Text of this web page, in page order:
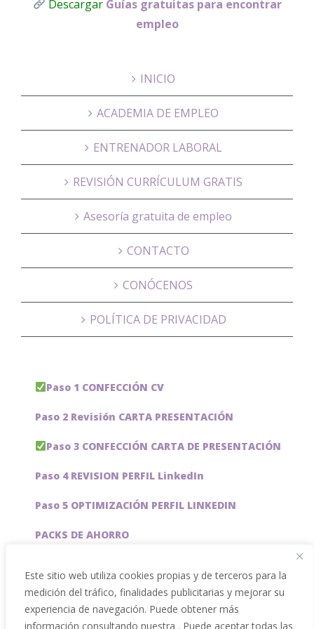
Este sitio web utiliza cookies propias y de terceros para la
medición del tráfico, finalidades publicitarias y mejorar su
experiencia de navegación. Puede obtener más
información consultando nuestra . Puede aceptar todas las
Descargar Guías gratuitas para encontrar
empleo
INICIO
ACADEMIA DE EMPLEO
ENTRENADOR LABORAL
REVISIÓN CURRÍCULUM GRATIS
Asesoría gratuita de empleo
CONTACTO
CONÓCENOS
POLÍTICA DE PRIVACIDAD
Paso 1 CONFECCIÓN CV
Paso 2 Revisión CARTA PRESENTACIÓN
Paso 3 CONFECCIÓN CARTA DE PRESENTACIÓN
Paso 4 REVISION PERFIL LinkedIn
Paso 5 OPTIMIZACIÓN PERFIL LINKEDIN
PACKS DE AHORRO
Servicios especiales